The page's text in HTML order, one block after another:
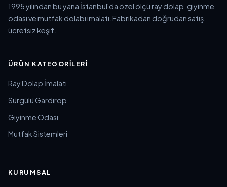
1995 yılından bu yana İstanbul'da özel ölçü ray dolap, giyinme
odası ve mutfak dolabı imalatı. Fabrikadan doğrudan satış,
ücretsiz keşif.
ÜRÜN KATEGORILERI
Ray Dolap İmalatı
Sürgülü Gardırop
Giyinme Odası
Mutfak Sistemleri
KURUMSAL